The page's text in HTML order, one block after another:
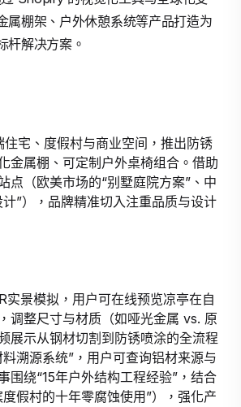
属棚架、户外休憩系统等产品打造为
杆解决方案。
宅、度假村与商业空间，推出防锈
金属棚、可定制户外桌椅组合。借助
点（欧美市场的“别墅庭院方案”、中
”），品牌精准切入注重品质与设计
景模拟，用户可在线预览凉亭在自
调整尺寸与材质（如哑光金属 vs. 原
展示从钢材切割到防锈喷涂的全流程
溯源系统”，用户可查询铝材来源与
围绕“15年户外结构工程经验”，结合
假村的十年零腐蚀使用”），强化产